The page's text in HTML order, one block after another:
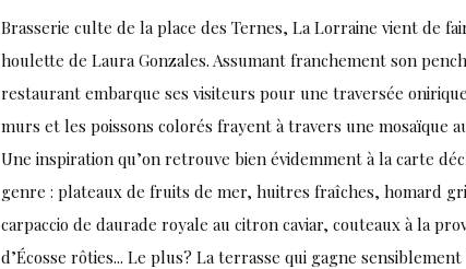
Brasserie culte de la place des Ternes, La Lorraine vient de
houlette de Laura Gonzales. Assumant franchement son
restaurant embarque ses visiteurs pour une traversée
murs et les poissons colorés frayent à travers une mosaïque
Une inspiration qu’on retrouve bien évidemment à la carte
genre : plateaux de fruits de mer, huitres fraîches, homard
carpaccio de daurade royale au citron caviar, couteaux à la
d’Écosse rôties... Le plus? La terrasse qui gagne